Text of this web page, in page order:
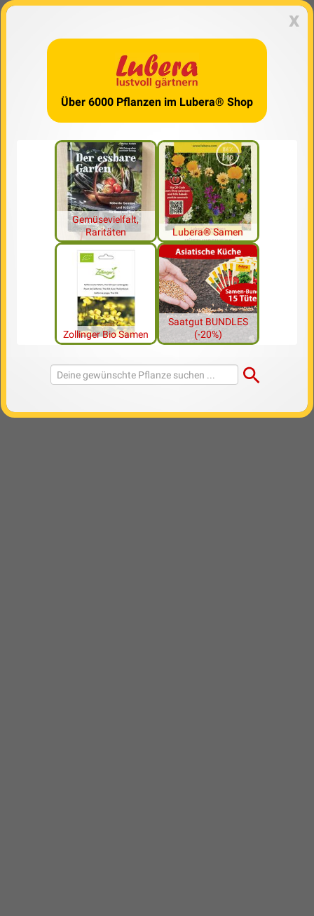
x
Über 6000 Pflanzen im Lubera® Shop
Gemüsevielfalt,
Raritäten
Lubera® Samen
Zollinger Bio Samen
Saatgut BUNDLES
(-20%)